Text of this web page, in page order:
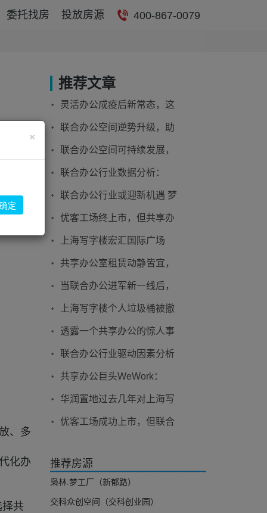
委托找房 投放房源 400-867-0079
行有
、多
化办
共
推荐文章
灵活办公成疫后新常态，这
家联合办公品牌尝试探索更
联合办公空间逆势升级，助
力创业发展
联合办公空间可持续发展，
背后的逻辑是什么？
联合办公行业数据分析：
2020年全球联合办公空间数
联合办公行业或迎新机遇 梦
想加灵活办公打响第一枪
优客工场终上市，但共享办
公走不出死人坑！
上海写字楼宏汇国际广场
2014年7月启动垃圾分类工
共享办公室租赁动静皆宜，
加满动力爱上创业
当联合办公进军新一线后，
优客工场为何备受企业青
上海写字楼个人垃圾桶被撤
走，静安商圈4家单位被责
透露一个共享办公的惊人事
实：空置率70%-90%
联合办公行业驱动因素分析
市场刚需推动行业快速扩张
共享办公巨头WeWork：
2021年Q4营收7.18亿美
华润置地过去几年对上海写
字楼商办业务认识的更迭
优客工场成功上市，但联合
推荐房源
枭林.梦工厂（新郁路）
交科众创空间（交科创业园）
×
确定